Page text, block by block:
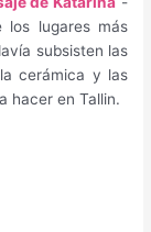
los lugares más
subsisten las
cerámica y las
hacer en Tallin.